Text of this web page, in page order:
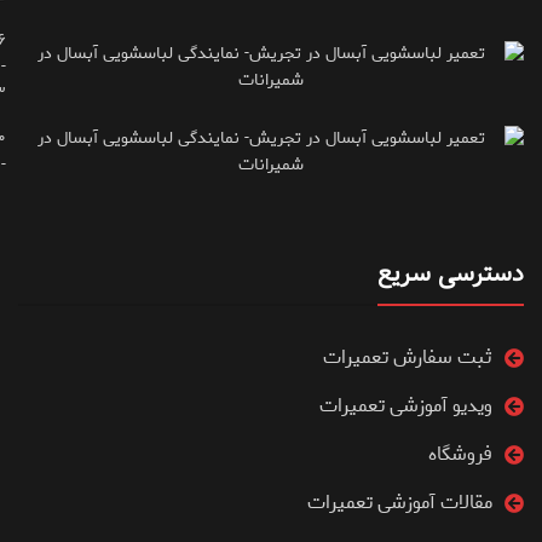
-
-
دسترسی سریع
ثبت سفارش تعمیرات
ویدیو آموزشی تعمیرات
فروشگاه
مقالات آموزشی تعمیرات